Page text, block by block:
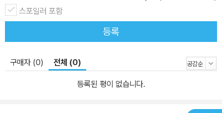
루하다고 느껴진다면 이 책을 읽어보길 권합니다. 물웅덩이가 전하
는, 비 그친 뒤 맑게 갠 하늘만큼이나 투명하고 담백한 이야기가 내 마
음에 잔잔한 물결을 일으키며 일상의 소중함을 일깨워줄 것입니다.
스포일러 포함
등록
구매자 (0) 전체 (0)
등록된 평이 없습니다.